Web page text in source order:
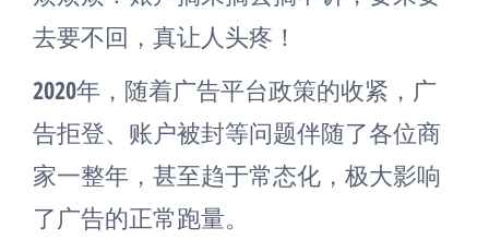
去要不回，真让人头疼！
2020年，随着广告平台政策的收紧，广
告拒登、账户被封等问题伴随了各位商
家一整年，甚至趋于常态化，极大影响
了广告的正常跑量。